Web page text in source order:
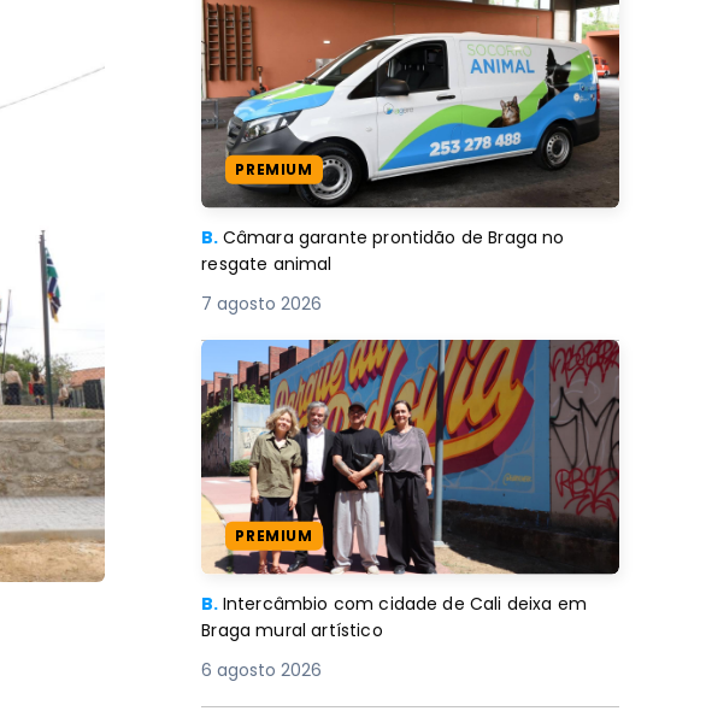
PREMIUM
B. Câmara garante prontidão de Braga no
resgate animal
7 agosto 2026
PREMIUM
B. Intercâmbio com cidade de Cali deixa em
Braga mural artístico
6 agosto 2026